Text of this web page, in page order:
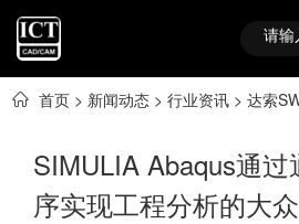
首页 > 新闻动态 > 行业资讯 > 达索
SIMULIA Abaqus通
序实现工程分析的大